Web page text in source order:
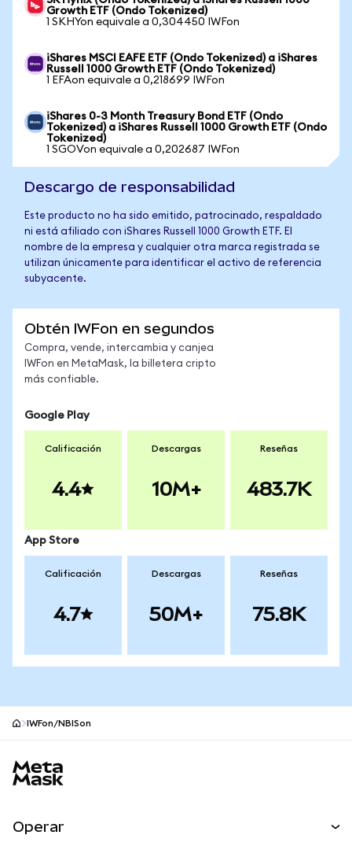
Growth ETF (Ondo Tokenized)
1 SKHYon equivale a 0,304450 IWFon
iShares MSCI EAFE ETF (Ondo Tokenized) a iShares
Russell 1000 Growth ETF (Ondo Tokenized)
1 EFAon equivale a 0,218699 IWFon
iShares 0-3 Month Treasury Bond ETF (Ondo
Tokenized) a iShares Russell 1000 Growth ETF (Ondo
Tokenized)
1 SGOVon equivale a 0,202687 IWFon
Descargo de responsabilidad
Este producto no ha sido emitido, patrocinado, respaldado
ni está afiliado con iShares Russell 1000 Growth ETF. El
nombre de la empresa y cualquier otra marca registrada se
utilizan únicamente para identificar el activo de referencia
subyacente.
Obtén IWFon en segundos
Compra, vende, intercambia y canjea
IWFon en MetaMask, la billetera cripto
más confiable.
Google Play
Calificación
4.4
Descargas
10M+
Reseñas
483.7K
App Store
Calificación
4.7
Descargas
50M+
Reseñas
75.8K
IWFon/NBISon
Operar